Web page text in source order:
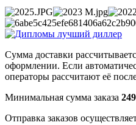
Сумма доставки
оформлении. Если
операторы рассчитают её
Минимальная сумма заказа
Отправка заказов